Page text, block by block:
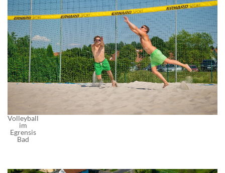
Volleyball
im
Egrensis
Bad